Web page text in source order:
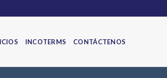
INCOTERMS CONTÁCTENOS